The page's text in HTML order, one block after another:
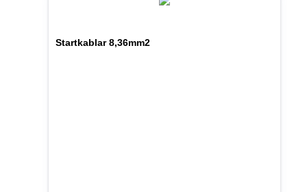
Startkablar 8,36mm2